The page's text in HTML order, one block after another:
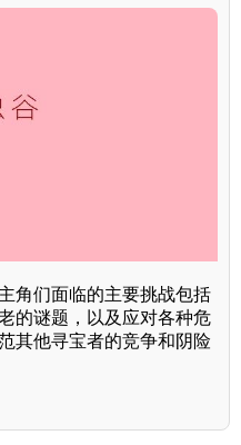
角们面临的主要挑战包括
的谜题，以及应对各种危
其他寻宝者的竞争和阴险